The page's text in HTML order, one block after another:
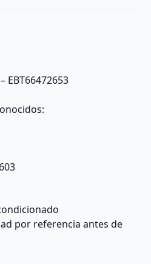
EBT66472653
por referencia antes de